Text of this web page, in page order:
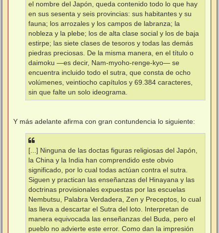
el nombre del Japón, queda contenido todo lo que hay
en sus sesenta y seis provincias: sus habitantes y su
fauna; los arrozales y los campos de labranza; la
nobleza y la plebe; los de alta clase social y los de baja
estirpe; las siete clases de tesoros y todas las demás
piedras preciosas. De la misma manera, en el título o
daimoku —⁠es decir, Nam-myoho-renge-kyo⁠— se
encuentra incluido todo el sutra, que consta de ocho
volúmenes, veintiocho capítulos y 69.384 caracteres,
sin que falte un solo ideograma.
Y más adelante afirma con gran contundencia lo siguiente:
[...] Ninguna de las doctas figuras religiosas del Japón,
la China y la India han comprendido este obvio
significado, por lo cual todas actúan contra el sutra.
Siguen y practican las enseñanzas del Hinayana y las
doctrinas provisionales expuestas por las escuelas
Nembutsu, Palabra Verdadera, Zen y Preceptos, lo cual
las lleva a descartar el Sutra del loto. Interpretan de
manera equivocada las enseñanzas del Buda, pero el
pueblo no advierte este error. Como dan la impresión